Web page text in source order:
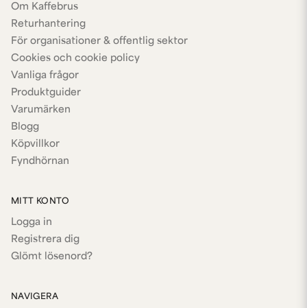
Om Kaffebrus
Returhantering
För organisationer & offentlig sektor
Cookies och cookie policy
Vanliga frågor
Produktguider
Varumärken
Blogg
Köpvillkor
Fyndhörnan
MITT KONTO
Logga in
Registrera dig
Glömt lösenord?
NAVIGERA